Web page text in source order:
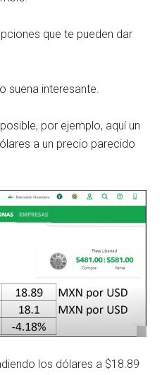
que te pueden dar
suena interesante.
por ejemplo, aquí un
a un precio parecido
los dólares a $18.89